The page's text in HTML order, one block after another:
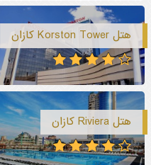
هتل Korston Tower کازان
هتل Riviera کازان